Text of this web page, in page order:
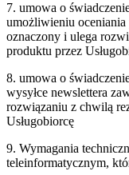
7. umowa o
umożliwieniu oceniania
oznaczony i ulega
produktu przez
8. umowa o
wysyłce newslettera
rozwiązaniu z chwilą
Usługobiorcę
9. Wymagania
teleinformatycznym,